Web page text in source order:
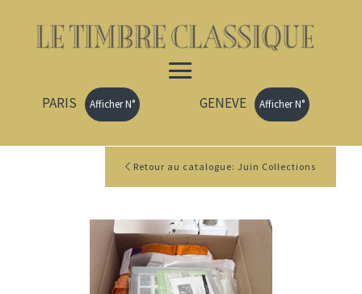
PARIS Afficher N° GENEVE Afficher N°
Retour au catalogue: Juin Collections